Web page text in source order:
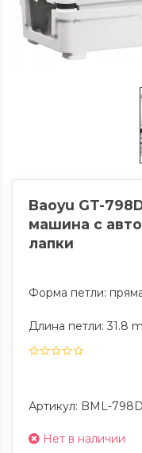
Baoyu GT-
машина с
лапки
Форма петли:
Длина петли: 31.8
Артикул: BML-798D
Нет в наличии